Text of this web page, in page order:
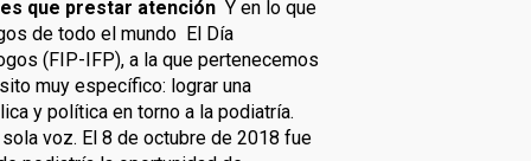
que prestar atención Y en lo que
de todo el mundo El Día
(FIP-IFP), a la que pertenecemos
muy específico: lograr una
y política en torno a la podiatría.
voz. El 8 de octubre de 2018 fue